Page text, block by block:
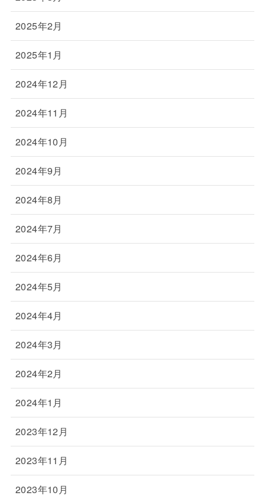
2025年2月
2025年1月
2024年12月
2024年11月
2024年10月
2024年9月
2024年8月
2024年7月
2024年6月
2024年5月
2024年4月
2024年3月
2024年2月
2024年1月
2023年12月
2023年11月
2023年10月